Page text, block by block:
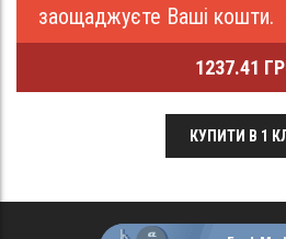
заощаджуєте Ваші кошти.
1237.41
КУПИТИ В 1